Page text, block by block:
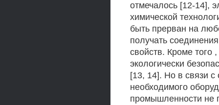
отмечалось [12-14],
химической
быть прерван на
получать
свойств. Кроме того
экологически
[13, 14]. Но в связи с
необходимого
промышленности не